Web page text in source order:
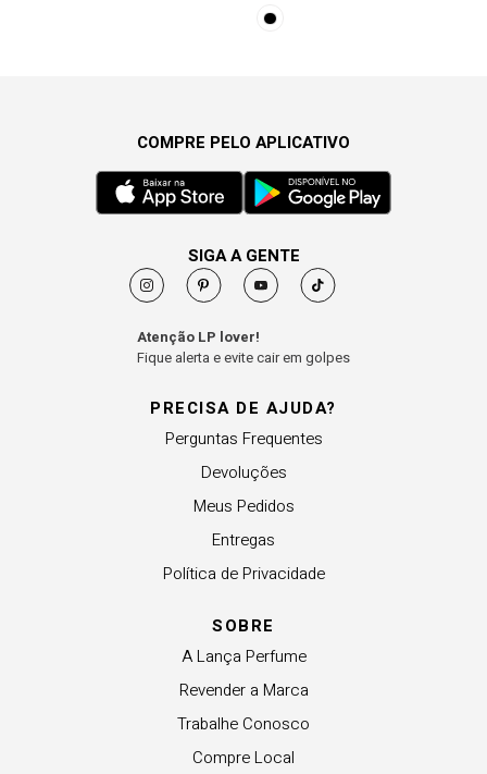
PRECISA DE AJUDA?
Perguntas Frequentes
Devoluções
Meus Pedidos
Entregas
Política de Privacidade
SOBRE
A Lança Perfume
Revender a Marca
Trabalhe Conosco
Compre Local
COMPRE PELO APLICATIVO
SIGA A GENTE
Atenção LP lover!
Fique alerta e evite cair em golpes